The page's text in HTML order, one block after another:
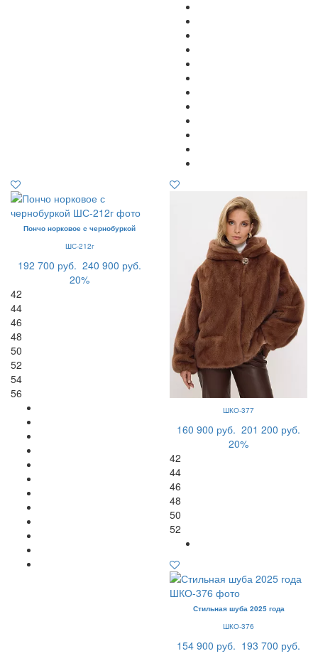
Пончо норковое с чернобуркой
ШС-212г
192 700 руб. 240 900 руб.
20%
42
44
46
48
50
52
54
56
ШКО-377
160 900 руб. 201 200 руб.
20%
42
44
46
48
50
52
Стильная шуба 2025 года
ШКО-376
154 900 руб. 193 700 руб.